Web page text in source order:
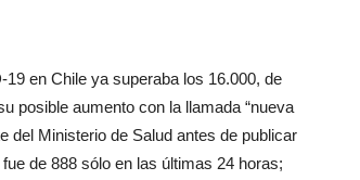
en Chile ya superaba los 16.000, de
posible aumento con la llamada “nueva
del Ministerio de Salud antes de publicar
de 888 sólo en las últimas 24 horas;